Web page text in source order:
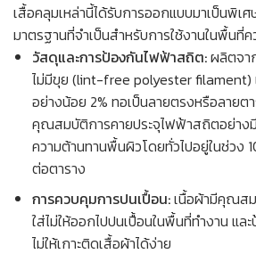
เสื้อคลุมเหล่านี้ได้รับการออกแบบมาเป็นพิเศ
มาตรฐานที่จำเป็นสำหรับการใช้งานในพื้นที่
วัสดุและการป้องกันไฟฟ้าสถิต:ผลิตจา
ไม่มีขุย (lint-free polyester filament)
อย่างน้อย 2% ทอเป็นลายตรงหรือลายต
คุณสมบัติการคายประจุไฟฟ้าสถิตอย่าง
ความต้านทานพื้นผิวโดยทั่วไปอยู่ในช่วง
ต่อตาราง
การควบคุมการปนเปื้อน:เนื้อผ้ามีคุณส
ใส่ไม่ให้ออกไปปนเปื้อนในพื้นที่ทำงาน แ
ไม่ให้เกาะติดเสื้อผ้าได้ง่าย